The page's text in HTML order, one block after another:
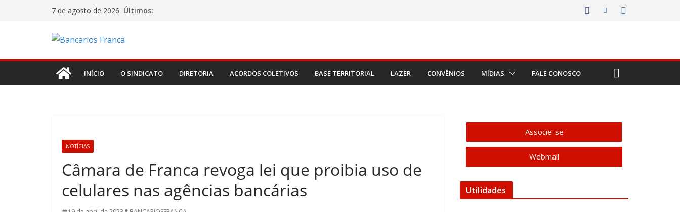
7 de agosto de 2026 Últimos:
INÍCIO O SINDICATO DIRETORIA ACORDOS COLETIVOS BASE TERRITORIAL LAZER CONVÊNIOS MÍDIAS FALE CONOSCO
NOTÍCIAS
Câmara de Franca revoga lei que proibia uso de
celulares nas agências bancárias
Associe-se
Webmail
Utilidades